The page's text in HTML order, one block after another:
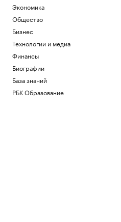
Экономика
Общество
Бизнес
Технологии и медиа
Финансы
Биографии
База знаний
РБК Образование